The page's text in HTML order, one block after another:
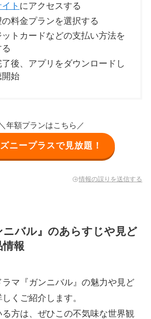
ト にアクセスする
の料金プランを選択する
ットカードなどの支払い方法を
後、アプリをダウンロードし
開始
＼年額プランはこちら／
ニープラスで見放題！
情報の誤りを送信する
ニバル』のあらすじや見ど
報
ラマ『ガンニバル』の魅力や見ど
くご紹介します。
方は、ぜひこの不気味な世界観